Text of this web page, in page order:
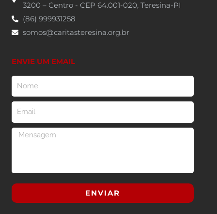
3200 – Centro - CEP 64.001-020, Teresina-PI
(86) 999931258
somos@caritasteresina.org.br
ENVIE UM EMAIL
Mensagem
ENVIAR